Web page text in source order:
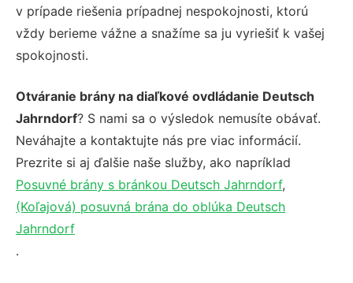
v prípade riešenia prípadnej nespokojnosti, ktorú
vždy berieme vážne a snažíme sa ju vyriešiť k vašej
spokojnosti.
Otváranie brány na diaľkové ovdládanie Deutsch
Jahrndorf? S nami sa o výsledok nemusíte obávať.
Neváhajte a kontaktujte nás pre viac informácií.
Prezrite si aj ďalšie naše služby, ako napríklad
Posuvné brány s bránkou Deutsch Jahrndorf,
(Koľajová) posuvná brána do oblúka Deutsch
Jahrndorf
.